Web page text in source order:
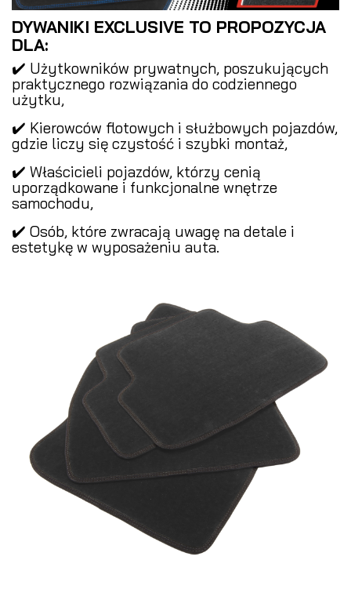
DYWANIKI EXCLUSIVE TO PROPOZYCJA
DLA:
✔️ Użytkowników prywatnych, poszukujących
praktycznego rozwiązania do codziennego
użytku,
✔️ Kierowców flotowych i służbowych pojazdów,
gdzie liczy się czystość i szybki montaż,
✔️ Właścicieli pojazdów, którzy cenią
uporządkowane i funkcjonalne wnętrze
samochodu,
✔️ Osób, które zwracają uwagę na detale i
estetykę w wyposażeniu auta.